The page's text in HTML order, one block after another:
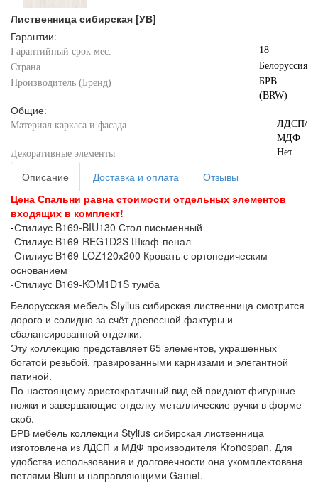
Лиственница сибирская [УВ]
Гарантии:
Гарантийный срок мес.
18
Страна
Белоруссия
Производитель (Бренд)
БРВ
(BRW)
Общие:
Материал каркаса и фасада
ЛДСП/
МДФ
Декоративные элементы
Нет
Описание Доставка и оплата
Отзывы
Цена Спальни равна стоимости отдельных элементов
входящих в комплект!
-Стилиус B169-BIU130 Стол письменный
-Стилиус B169-REG1D2S Шкаф-пенал
-Стилиус B169-LOZ120х200 Кровать с ортопедическим
основанием
-Стилиус B169-KOM1D1S тумба
Белорусская мебель Stylius сибирская лиственница смотрится
дорого и солидно за счёт древесной фактуры и
сбалансированной отделки.
Эту коллекцию представляет 65 элементов, украшенных
богатой резьбой, гравированными карнизами и элегантной
патиной.
По-настоящему аристократичный вид ей придают фигурные
ножки и завершающие отделку металлические ручки в форме
скоб.
БРВ мебель коллекции Stylius сибирская лиственница
изготовлена из ЛДСП и МДФ производителя Krоnospan. Для
удобства использования и долговечности она укомплектована
петлями Blum и направляющими Gamet.